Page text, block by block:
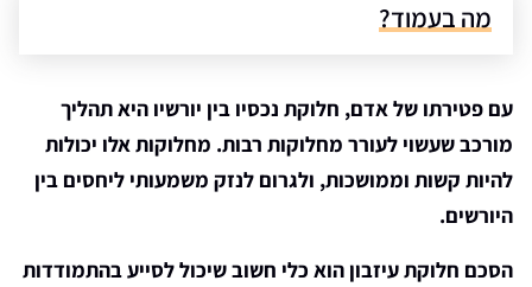
מה בעמוד?
עם פטירתו של אדם, חלוקת נכסיו בין יורשיו היא תהליך
מורכב שעשוי לעורר מחלוקות רבות. מחלוקות אלו יכולות
להיות קשות וממושכות, ולגרום לנזק משמעותי ליחסים בין
היורשים.
הסכם חלוקת עיזבון הוא כלי חשוב שיכול לסייע בהתמודדות